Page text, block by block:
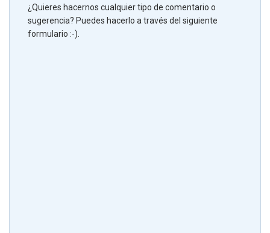
¿Quieres hacernos cualquier tipo de comentario o
sugerencia? Puedes hacerlo a través del siguiente
formulario :-).